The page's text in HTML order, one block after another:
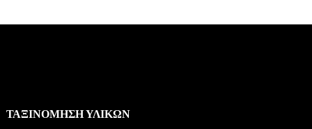
ΤΑΞΙΝΌΜΗΣΗ ΥΛΙΚΏΝ